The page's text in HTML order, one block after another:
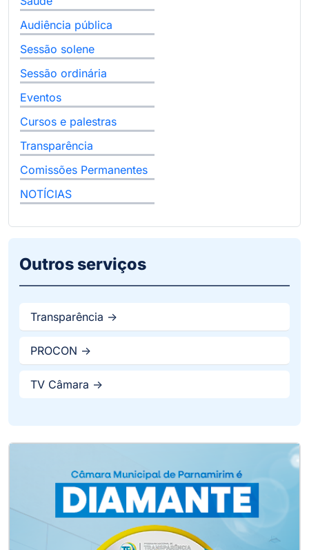
Audiência pública
Sessão solene
Sessão ordinária
Eventos
Cursos e palestras
Transparência
Comissões Permanentes
NOTÍCIAS
Outros serviços
Transparência ->
PROCON ->
TV Câmara ->